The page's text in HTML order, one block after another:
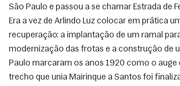
São Paulo e passou a se chamar Estrada de
Era a vez de Arlindo Luz colocar em prática
recuperação: a implantação de um ramal
modernização das frotas e a construção de
Paulo marcaram os anos 1920 como o auge
trecho que unia Mairinque a Santos foi